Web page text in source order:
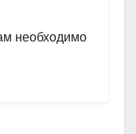
необходимо